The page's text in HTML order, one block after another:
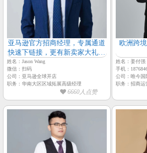
亚马逊官方招商经理，专属通道
快速下链接，更有新卖家大礼包
及扶持政策免费送！
姓名：Jason Wang
微信：扫码
公司：亚马逊全球开店
职务：华南大区区域拓展高级经理
6660人点赞
欧洲跨
姓名：姜付强
手机：
公司：唯今国
职务：招商运